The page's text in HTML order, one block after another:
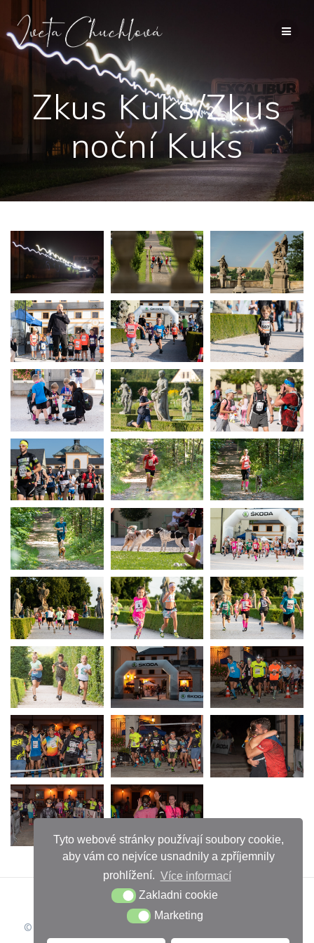
Tyto webové stránky používají soubory cookie,
aby vám co nejvíce usnadnily a zpříjemnily
prohlížení. Více informací
Zakladni cookie
Marketing
obsah
Zkus Kuks/Zkus
noční Kuks
© 2026 Iveta Chuchlova. Vytvořeno pomocí WordPressu a